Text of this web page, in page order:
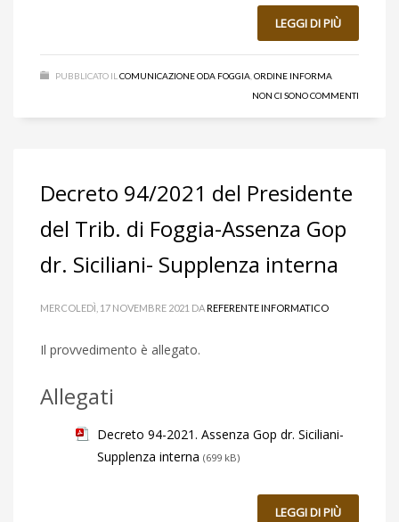
LEGGI DI PIÙ
PUBBLICATO IL COMUNICAZIONE ODA FOGGIA ORDINE INFORMA
NON CI SONO COMMENTI
Decreto 94/2021 del Presidente
del Trib. di Foggia-Assenza Gop
dr. Siciliani- Supplenza interna
MERCOLEDÌ, 17 NOVEMBRE 2021 DAREFERENTE INFORMATICO
Il provvedimento è allegato.
Allegati
Decreto 94-2021. Assenza Gop dr. Siciliani-
Supplenza interna (699 kB)
LEGGI DI PIÙ